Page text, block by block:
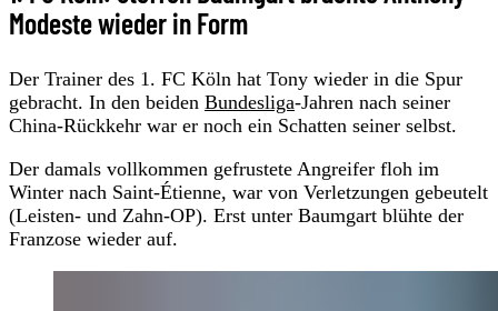
Modeste wieder in Form
Der Trainer des 1. FC Köln hat Tony wieder in die Spur
gebracht. In den beiden Bundesliga-Jahren nach seiner
China-Rückkehr war er noch ein Schatten seiner selbst.
Der damals vollkommen gefrustete Angreifer floh im
Winter nach Saint-Étienne, war von Verletzungen gebeutelt
(Leisten- und Zahn-OP). Erst unter Baumgart blühte der
Franzose wieder auf.